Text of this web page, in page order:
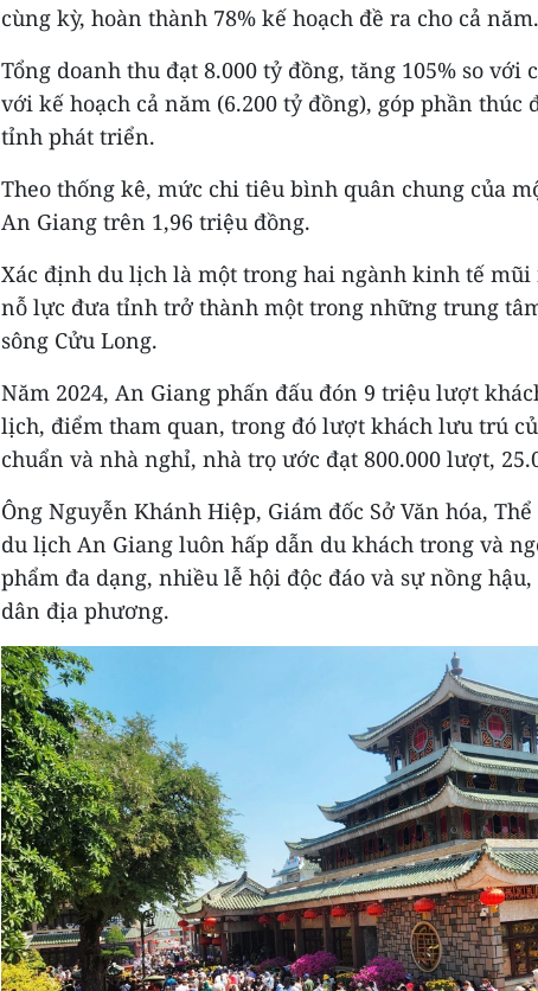
cùng kỳ, hoàn thành 78% kế hoạch đề ra cho cả năm.
Tổng doanh thu đạt 8.000 tỷ đồng, tăng 105% so với
với kế hoạch cả năm (6.200 tỷ đồng), góp phần thúc
tỉnh phát triển.
Theo thống kê, mức chi tiêu bình quân chung của
An Giang trên 1,96 triệu đồng.
Xác định du lịch là một trong hai ngành kinh tế mũi
nỗ lực đưa tỉnh trở thành một trong những trung
sông Cửu Long.
Năm 2024, An Giang phấn đấu đón 9 triệu lượt
lịch, điểm tham quan, trong đó lượt khách lưu trú
chuẩn và nhà nghỉ, nhà trọ ước đạt 800.000 lượt,
Ông Nguyễn Khánh Hiệp, Giám đốc Sở Văn hóa,
du lịch An Giang luôn hấp dẫn du khách trong và
phẩm đa dạng, nhiều lễ hội độc đáo và sự nồng
dân địa phương.